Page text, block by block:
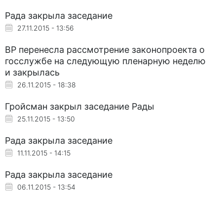
Рада закрыла заседание
27.11.2015 - 13:56
ВР перенесла рассмотрение законопроекта о
госслужбе на следующую пленарную неделю
и закрылась
26.11.2015 - 18:38
Гройсман закрыл заседание Рады
25.11.2015 - 13:50
Рада закрыла заседание
11.11.2015 - 14:15
Рада закрыла заседание
06.11.2015 - 13:54